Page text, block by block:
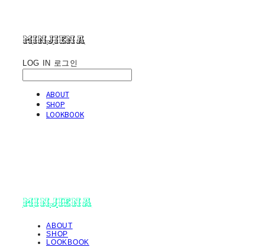
minjiena
LOG IN 로그인
ABOUT
SHOP
LOOKBOOK
minjiena
ABOUT
SHOP
LOOKBOOK